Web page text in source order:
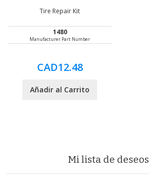
Tire Repair Kit
1480
Manufacturer Part Number
CAD12.48
Añadir al Carrito
Mi lista de deseos